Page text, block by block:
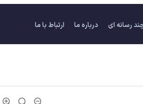
رسانه ای درباره ما ارتباط با ما
شد